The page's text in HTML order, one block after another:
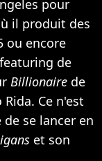
pour
il produit des
ou encore
de
Billionaire de
Rida. Ce n'est
se lancer en
et son